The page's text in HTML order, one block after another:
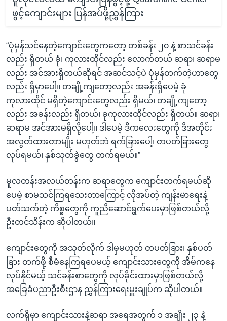
ဖွင့်ကျောင်းများ ပြန်အပ်ဖို့ညွှန်ကြား
“ပုံမှန်သင်နေတဲ့ကျောင်းတွေကတော့ တစ်ခန်း ၂၀ နဲ့ စာသင်ခန်း
လည်း ရှိတယ် ခုံ၊ ကုလားထိုင်လည်း လောက်တယ် ဆရာ၊ ဆရာမ
လည်း အင်အားရှိတယ်ဆိုရင် အဆင်သင့်ပဲ ပုံမှန်တက်တဲ့ဟာတွေ
လည်း ရှိမှာပေါ့။ တချို့ကျတော့လည်း အခန်းရှိပေမဲ့ ခုံ
ကုလားထိုင် မရှိတဲ့ကျောင်းတွေလည်း ရှိမယ်၊ တချို့ကျတော့
လည်း အခန်းလည်း ရှိတယ်၊ ခုကုလားထိုင်လည်း ရှိတယ်။ ဆရာ၊
ဆရာမ အင်အားမရှိလို့ပေါ့။ ဒါပေမဲ့ ဒီကလေးတွေကို ဒီအတိုင်း
အလွတ်ထားတာမျိုး မဟုတ်ဘဲ ရက်ခြားပေါ့၊ တပတ်ခြားတွေ
လုပ်ရမယ်၊ နှစ်သုတ်ခွဲတွေ တက်ရမယ်။”
မူလတန်းအလယ်တန်းက ဆရာတွေက ကျောင်းတက်ရမယ်ဆို
ပေမဲ့ စာမသင်ကြရသေးတာကြောင့် လိုအပ်တဲ့ ကျန်းမာရေးနဲ့
ပတ်သက်တဲ့ ကိစ္စတွေကို ကူညီဆောင်ရွက်ပေးမှာဖြစ်တယ်လို့
ဦးတင်သိန်းက ဆိုပါတယ်။
ကျောင်းတွေကို အသုတ်လိုက် ဒါမှမဟုတ် တပတ်ခြား၊ နှစ်ပတ်
ခြား တက်ဖို့ စီမံနေကြရပေမယ့် ကျောင်းသားတွေကို အိမ်ကနေ
လုပ်နိုင်မယ့် သင်ခန်းစာတွေကို လုပ်ခိုင်းထားမှာဖြစ်တယ်လို့
အခြေခံပညာဦးစီးဌာန ညွှန်ကြားရေးမှူးချုပ်က ဆိုပါတယ်။
လက်ရှိမှာ ကျောင်းသားနဲ့ဆရာ အရေအတွက် ၁ အချိုး ၂၃ နဲ့